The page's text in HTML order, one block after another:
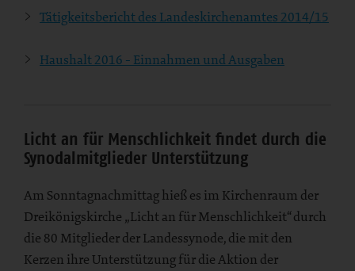
Tätigkeitsbericht des Landeskirchenamtes 2014/15
Haushalt 2016 - Einnahmen und Ausgaben
Licht an für Menschlichkeit findet durch die
Synodalmitglieder Unterstützung
Am Sonntagnachmittag hieß es im Kirchenraum der
Dreikönigskirche „Licht an für Menschlichkeit“ durch
die 80 Mitglieder der Landessynode, die mit den
Kerzen ihre Unterstützung für die Aktion der